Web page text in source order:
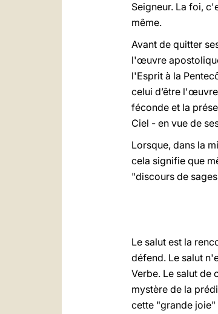
Seigneur. La foi,
même.
Avant de quitter
l'œuvre
l'Esprit à la
celui d’être
féconde et la
Ciel - en vue de
Lorsque, dans la
cela signifie que
"discours de
Le salut est la
défend. Le salut
Verbe. Le salut de
mystère de la
cette "grande joie"